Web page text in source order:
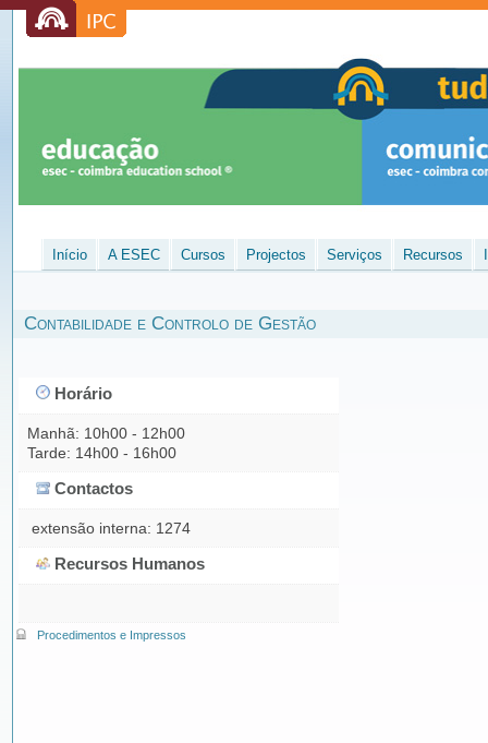
Início A ESEC Cursos Projectos Serviços Recursos
Contabilidade e Controlo de Gestão
Horário
Manhã: 10h00 - 12h00
Tarde: 14h00 - 16h00
Contactos
extensão interna: 1274
Recursos Humanos
Procedimentos e Impressos